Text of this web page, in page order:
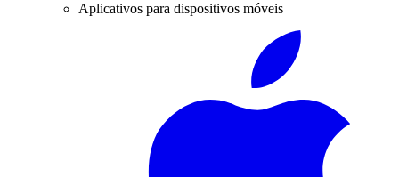
Aplicativos para dispositivos móveis